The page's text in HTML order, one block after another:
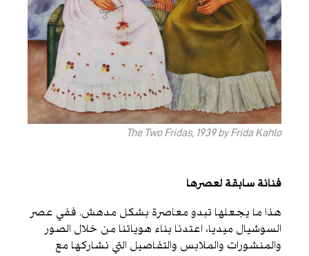
The Two Fridas, 1939 by Frida Kahlo
فنانة سابقة لعصرها
هذا ما يجعلها تبدو معاصرة بشكل مدهش. ففي عصر
السوشيال ميديا، اعتدنا بناء هوياتنا من خلال الصور
والمنشورات والملابس والتفاصيل التي نشاركها مع